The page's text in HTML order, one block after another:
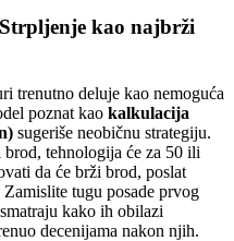
kao najbrži
trenutno deluje kao nemoguća
poznat kao kalkulacija
sugeriše neobičnu strategiju.
brod, tehnologija će za 50 ili
da će brži brod, poslat
tugu posade prvog
kako ih obilazi
decenijama nakon njih.